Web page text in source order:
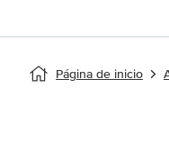
Página de inicio